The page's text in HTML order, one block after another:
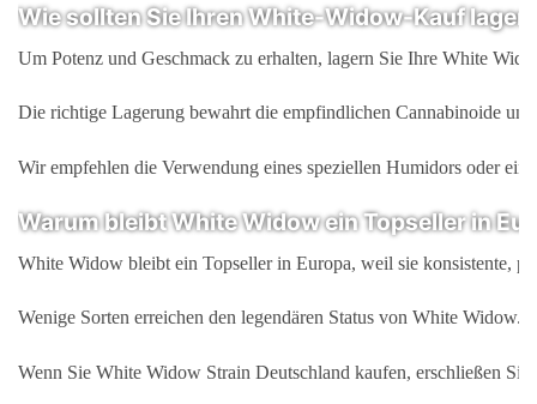
Wie sollten Sie Ihren White-Widow-Kauf
Um Potenz und Geschmack zu erhalten, lagern Sie Ihre White
Die richtige Lagerung bewahrt die empfindlichen Cannabinoide
Wir empfehlen die Verwendung eines speziellen Humidors oder
Warum bleibt White Widow ein Topseller in
White Widow bleibt ein Topseller in Europa, weil sie konsistente,
Wenige Sorten erreichen den legendären Status von White
Wenn Sie White Widow Strain Deutschland kaufen, erschließen